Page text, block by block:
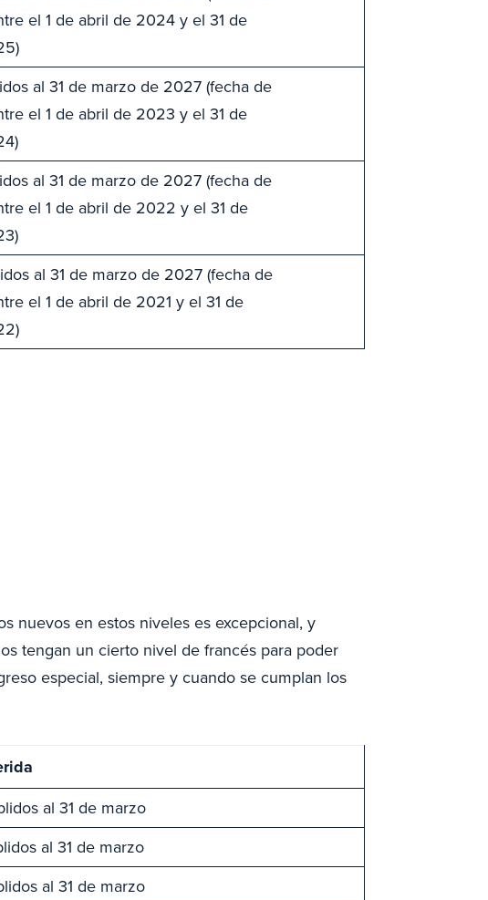
el 1 de abril de 2024 y el 31 de
al 31 de marzo de 2027 (fecha de
el 1 de abril de 2023 y el 31 de
al 31 de marzo de 2027 (fecha de
el 1 de abril de 2022 y el 31 de
al 31 de marzo de 2027 (fecha de
el 1 de abril de 2021 y el 31 de
nuevos en estos niveles es excepcional, y
tengan un cierto nivel de francés para poder
especial, siempre y cuando se cumplan los
al 31 de marzo
al 31 de marzo
al 31 de marzo